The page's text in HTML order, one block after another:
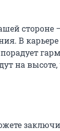
В карьере
на высоте,